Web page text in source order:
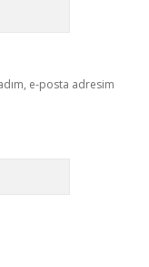
e-posta adresim